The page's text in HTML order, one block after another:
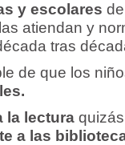
y escolares
atiendan y
tras
de que los
la lectura
a las